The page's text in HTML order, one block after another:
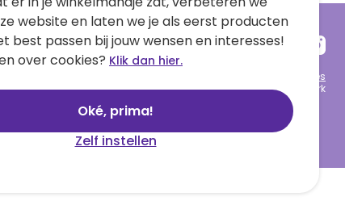
Cookies
© 1999 - 2025 Hallmark
website en laten we je als eerst producten
best passen bij jouw wensen en interesses!
over cookies? Klik dan hier.
Oké, prima!
Zelf instellen